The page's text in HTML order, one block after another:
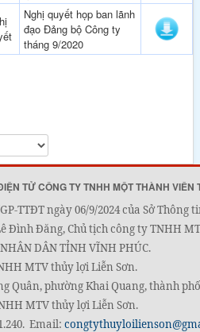
Nghị quyết họp ban lãnh
đạo Đảng bộ Công ty
tháng 9/2020
TỬ CÔNG TY TNHH MỘT THÀNH VIÊN
TTĐT ngày 06/9/2024 của Sở
Đình Đăng, Chủ tịch công ty TNHH
DÂN TỈNH VĨNH PHÚC.
MTV thủy lợi Liễn Sơn.
Quân, phường Khai Quang, thành
MTV thủy lợi Liễn Sơn.
Email: